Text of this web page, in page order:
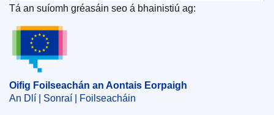
Aontais Eorpaigh
Ábhar:beart sriantach AE
coireacht ríomhaire
duine nádúrtha
CELEX : 52024XG02262
Oifig Foilseachán an Aontais Eorpaigh
Tá an suíomh gréasáin seo á bhainistiú ag:
Oifig Foilseachán an Aontais Eorpaigh
An Dlí | Sonraí | Foilseacháin